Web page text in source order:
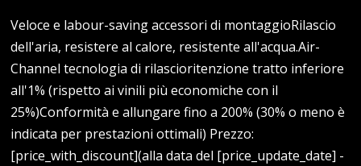
Veloce e labour-saving accessori di montaggioRilascio
dell'aria, resistere al calore, resistente all'acqua.Air-
Channel tecnologia di rilascioritenzione tratto inferiore
all'1% (rispetto ai vinili più economiche con il
25%)Conformità e allungare fino a 200% (30% o meno è
indicata per prestazioni ottimali) Prezzo:
[price_with_discount](alla data del [price_update_date] -